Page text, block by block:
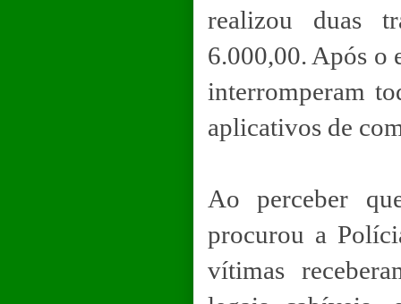
realizou duas
6.000,00. Após o
interromperam
aplicativos de
Ao perceber
procurou a
vítimas